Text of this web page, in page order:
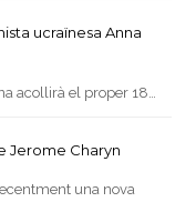
ucraïnesa Anna
acollirà el proper 18…
Jerome Charyn
una nova